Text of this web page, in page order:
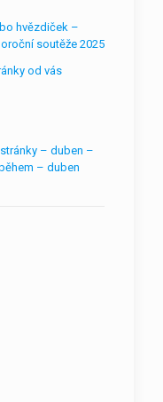
hvězdiček –
soutěže 2025
od vás
– duben –
– duben